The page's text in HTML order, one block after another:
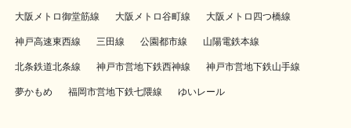
大阪メトロ御堂筋線 大阪メトロ谷町線 大阪メトロ四つ橋線
神戸高速東西線 三田線 公園都市線 山陽電鉄本線
北条鉄道北条線 神戸市営地下鉄西神線 神戸市営地下鉄山手線
夢かもめ 福岡市営地下鉄七隈線 ゆいレール